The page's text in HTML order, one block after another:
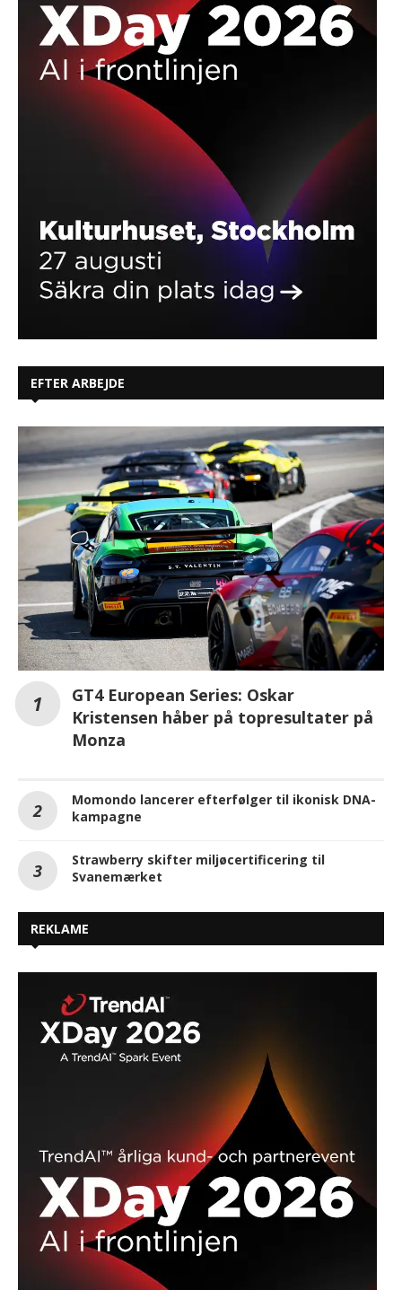
EFTER ARBEJDE
GT4 European Series: Oskar
Kristensen håber på topresultater på
Monza
Momondo lancerer efterfølger til ikonisk DNA-
kampagne
Strawberry skifter miljøcertificering til
Svanemærket
REKLAME